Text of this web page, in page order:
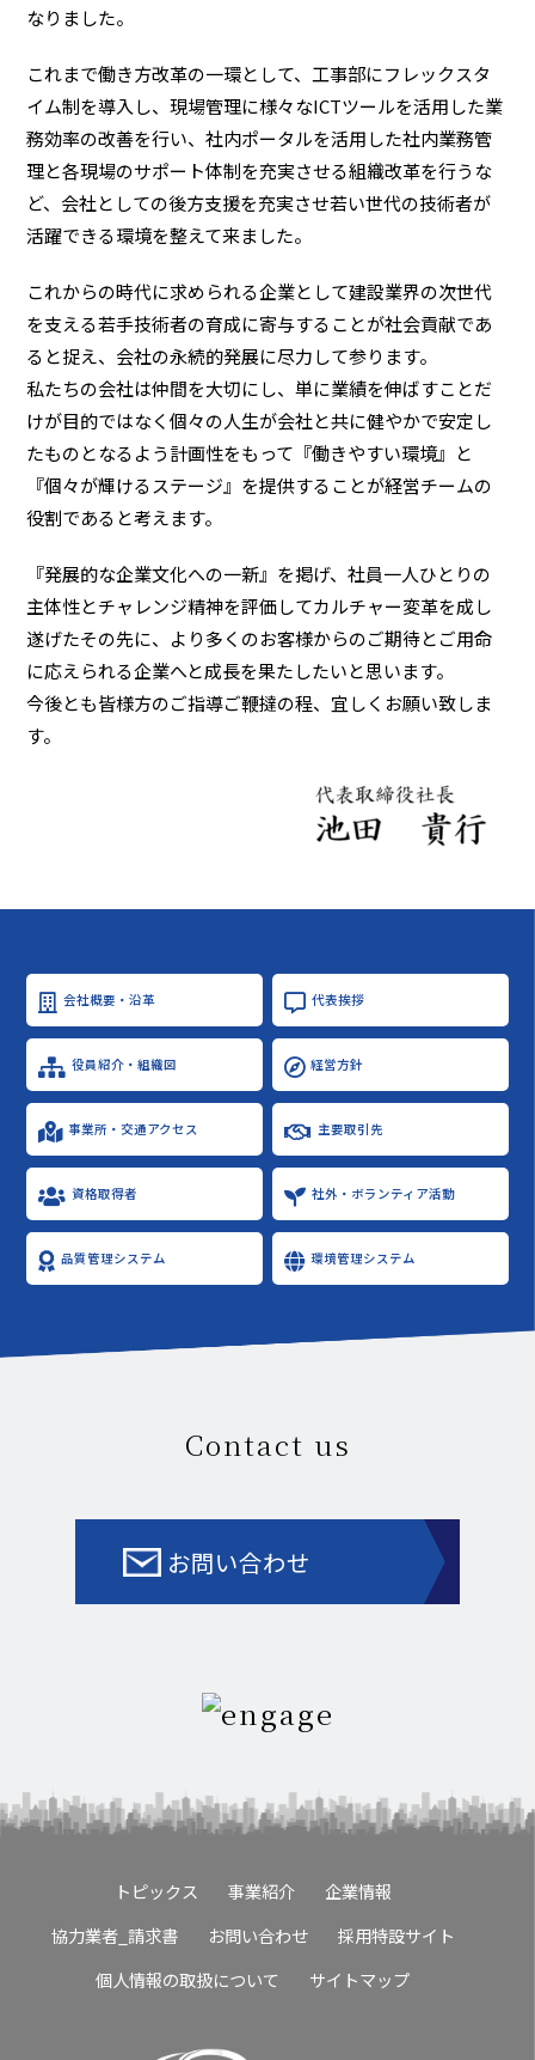
なりました。
これまで働き方改革の一環として、工事部にフレックスタ
イム制を導入し、現場管理に様々なICTツールを活用した業
務効率の改善を行い、社内ポータルを活用した社内業務管
理と各現場のサポート体制を充実させる組織改革を行うな
ど、会社としての後方支援を充実させ若い世代の技術者が
活躍できる環境を整えて来ました。
これからの時代に求められる企業として建設業界の次世代
を支える若手技術者の育成に寄与することが社会貢献であ
ると捉え、会社の永続的発展に尽力して参ります。
私たちの会社は仲間を大切にし、単に業績を伸ばすことだ
けが目的ではなく個々の人生が会社と共に健やかで安定し
たものとなるよう計画性をもって『働きやすい環境』と
『個々が輝けるステージ』を提供することが経営チームの
役割であると考えます。
『発展的な企業文化への一新』を掲げ、社員一人ひとりの
主体性とチャレンジ精神を評価してカルチャー変革を成し
遂げたその先に、より多くのお客様からのご期待とご用命
に応えられる企業へと成長を果たしたいと思います。
今後とも皆様方のご指導ご鞭撻の程、宜しくお願い致しま
す。
会社概要・沿革 代表挨拶
役員紹介・組織図 経営方針
事業所・交通アクセス 主要取引先
資格取得者 社外・ボランティア活動
品質管理システム 環境管理システム
Contact us
お問い合わせ
トピックス 事業紹介
企業情報
協力業者_請求書
お問い合わせ
採用特設サイト
個人情報の取扱について
サイトマップ